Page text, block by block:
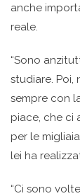
anche
reale.
“Sono
studiare. Poi,
sempre con
piace, che ci
per le
lei ha
“Ci sono